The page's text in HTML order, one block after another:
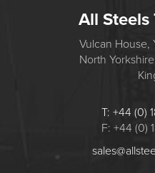
All Steels
Vulcan House,
North
T: +44 (0)
F: +44 (0)